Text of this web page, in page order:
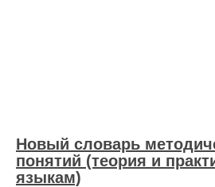
Новый словарь
понятий (теория и
языкам)